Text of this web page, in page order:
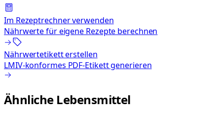
Im Rezeptrechner verwenden
Nährwerte für eigene Rezepte berechnen
Nährwertetikett erstellen
LMIV-konformes PDF-Etikett generieren
Ähnliche Lebensmittel